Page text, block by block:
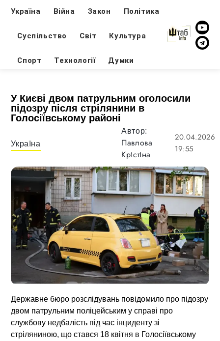
Україна Війна Закон Політика
Суспільство Світ Культура
Спорт Технології Думки
У Києві двом патрульним оголосили
підозру після стрілянини в
Голосіївському районі
Україна
Автор:
Павлова
Крістіна
20.04.2026
19:55
Державне бюро розслідувань повідомило про підозру
двом патрульним поліцейським у справі про
службову недбалість під час інциденту зі
стріляниною, що стався 18 квітня в Голосіївському